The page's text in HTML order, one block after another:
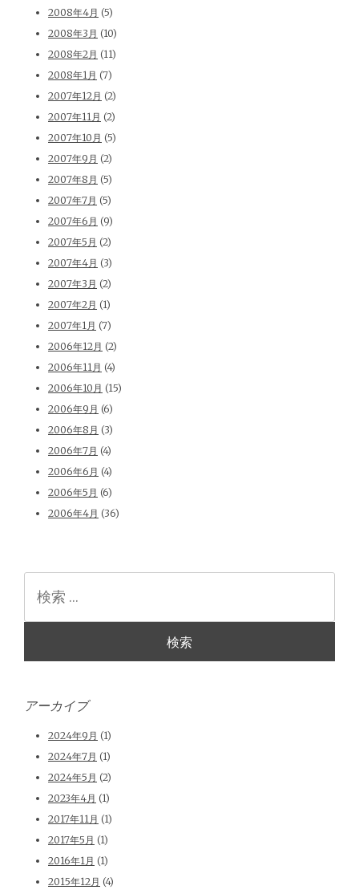
2008年4月 (5)
2008年3月 (10)
2008年2月 (11)
2008年1月 (7)
2007年12月 (2)
2007年11月 (2)
2007年10月 (5)
2007年9月 (2)
2007年8月 (5)
2007年7月 (5)
2007年6月 (9)
2007年5月 (2)
2007年4月 (3)
2007年3月 (2)
2007年2月 (1)
2007年1月 (7)
2006年12月 (2)
2006年11月 (4)
2006年10月 (15)
2006年9月 (6)
2006年8月 (3)
2006年7月 (4)
2006年6月 (4)
2006年5月 (6)
2006年4月 (36)
アーカイブ
2024年9月 (1)
2024年7月 (1)
2024年5月 (2)
2023年4月 (1)
2017年11月 (1)
2017年5月 (1)
2016年1月 (1)
2015年12月 (4)